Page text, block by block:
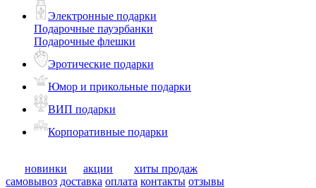
Электронные подарки
Подарочные пауэрбанки
Подарочные флешки
Эротические подарки
Юмор и прикольные подарки
ВИП подарки
Корпоративные подарки
новинки акции
хиты продаж
самовывоз доставка оплата контакты отзывы